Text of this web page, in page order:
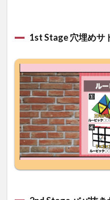
1st Stage 穴埋めサ